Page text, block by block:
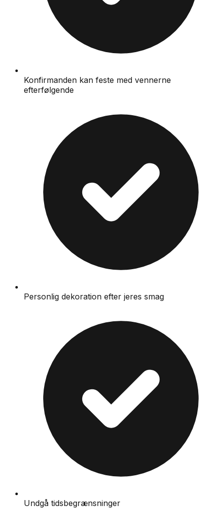
Konfirmanden kan feste med vennerne
efterfølgende
Personlig dekoration efter jeres smag
Undgå tidsbegrænsninger